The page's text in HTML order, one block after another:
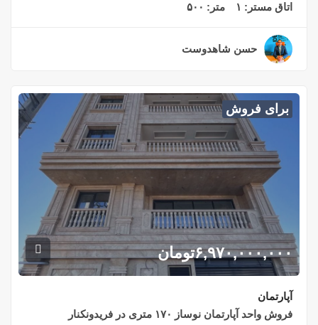
اتاق مستر: ۱ متر: ۵۰۰
حسن شاهدوست
برای فروش
۶,۹۷۰,۰۰۰,۰۰۰تومان
آپارتمان
فروش واحد آپارتمان نوساز ۱۷۰ متری در فریدونکنار